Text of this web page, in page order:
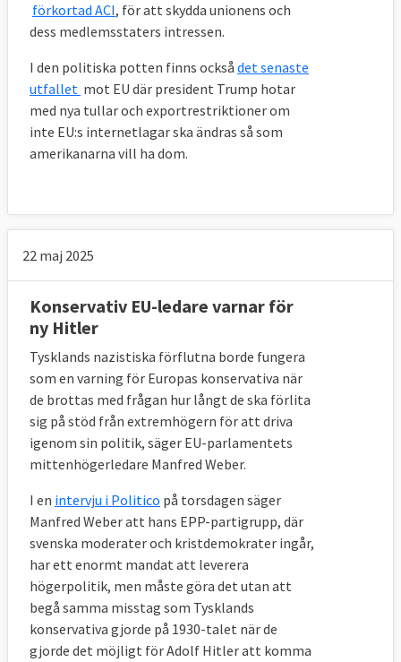
förkortad ACI, för att skydda unionens och
dess medlemsstaters intressen.
I den politiska potten finns också det senaste
utfallet mot EU där president Trump hotar
med nya tullar och exportrestriktioner om
inte EU:s internetlagar ska ändras så som
amerikanarna vill ha dom.
22 maj 2025
Konservativ EU-ledare varnar för
ny Hitler
Tysklands nazistiska förflutna borde fungera
som en varning för Europas konservativa när
de brottas med frågan hur långt de ska förlita
sig på stöd från extremhögern för att driva
igenom sin politik, säger EU-parlamentets
mittenhögerledare Manfred Weber.
I en intervju i Politico på torsdagen säger
Manfred Weber att hans EPP-partigrupp, där
svenska moderater och kristdemokrater ingår,
har ett enormt mandat att leverera
högerpolitik, men måste göra det utan att
begå samma misstag som Tysklands
konservativa gjorde på 1930-talet när de
gjorde det möjligt för Adolf Hitler att komma